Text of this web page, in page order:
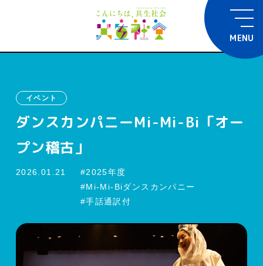
MENU
イベント
ダンスカンパニーMi-Mi-Bi「オー
プン稽古」
2026.01.21
2025年度
Mi-Mi-Biダンスカンパニー
手話通訳付